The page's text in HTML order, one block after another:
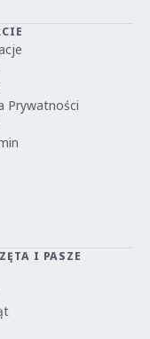
Prywatności
I PASZE